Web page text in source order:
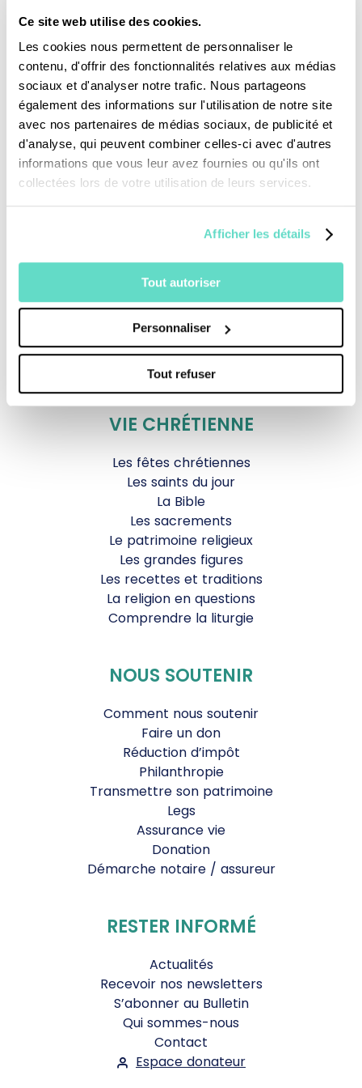
Ce site web utilise des cookies.
Les cookies nous permettent de personnaliser le
contenu, d'offrir des fonctionnalités relatives aux médias
sociaux et d'analyser notre trafic. Nous partageons
également des informations sur l'utilisation de notre site
avec nos partenaires de médias sociaux, de publicité et
d'analyse, qui peuvent combiner celles-ci avec d'autres
informations que vous leur avez fournies ou qu'ils ont
collectées lors de votre utilisation de leurs services.
Afficher les détails
Tout autoriser
Personnaliser
Tout refuser
Je fais un don
Revoir la messe du 02 août 2026
TOUS NOS PROGRAMMES
La messe
Magazine Le Jour du Seigneur
Documentaires
Générations Laudato Si’
Agenda Culturel
JDS.tv
Nos émissions
Toutes nos vidéos
VIE CHRÉTIENNE
Les fêtes chrétiennes
Les saints du jour
La Bible
Les sacrements
Le patrimoine religieux
Les grandes figures
Les recettes et traditions
La religion en questions
Comprendre la liturgie
NOUS SOUTENIR
Comment nous soutenir
Faire un don
Réduction d’impôt
Philanthropie
Transmettre son patrimoine
Legs
Assurance vie
Donation
Démarche notaire / assureur
RESTER INFORMÉ
Actualités
Recevoir nos newsletters
S’abonner au Bulletin
Qui sommes-nous
Contact
Espace donateur